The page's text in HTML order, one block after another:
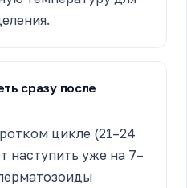
сразу после
цикле (21–24
наступить уже на 7–